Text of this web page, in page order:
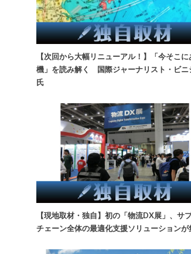
【次回から大幅リニューアル！】「今そこに
機」を読み解く 国際ジャーナリスト・ビニ
氏
【現地取材・独自】初の「物流DX展」、サ
チェーン全体の最適化支援ソリューションが